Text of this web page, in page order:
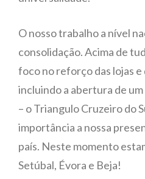
O nosso trabalho a nível
consolidação. Acima de
foco no reforço das lojas
incluindo a abertura de
– o Triangulo Cruzeiro do
importância a nossa
país. Neste momento
Setúbal, Évora e Beja!